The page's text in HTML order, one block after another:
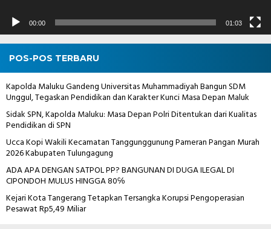
00:00 01:03
POS-POS TERBARU
Kapolda Maluku Gandeng Universitas Muhammadiyah Bangun SDM
Unggul, Tegaskan Pendidikan dan Karakter Kunci Masa Depan Maluk
Sidak SPN, Kapolda Maluku: Masa Depan Polri Ditentukan dari Kualitas
Pendidikan di SPN
Ucca Kopi Wakili Kecamatan Tanggunggunung Pameran Pangan Murah
2026 Kabupaten Tulungagung
ADA APA DENGAN SATPOL PP? BANGUNAN DI DUGA ILEGAL DI
CIPONDOH MULUS HINGGA 80℅
Kejari Kota Tangerang Tetapkan Tersangka Korupsi Pengoperasian
Pesawat Rp5,49 Miliar